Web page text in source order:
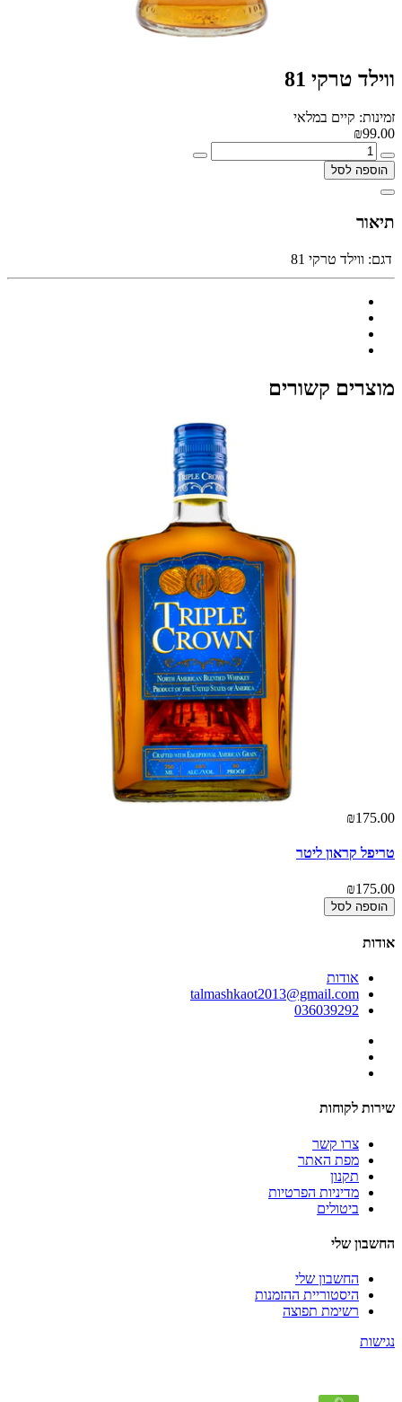
ווילד טרקי 81
זמינות: קיים במלאי
₪99.00
הוספה לסל
תיאור
דגם: ווילד טרקי 81
מוצרים קשורים
₪175.00
טריפל קראון ליטר
₪175.00
הוספה לסל
אודות
אודות
talmashkaot2013@gmail.com
036039292
שירות לקוחות
צרו קשר
מפת האתר
תקנון
מדיניות הפרטיות
ביטולים
החשבון שלי
החשבון שלי
היסטוריית ההזמנות
רשימת תפוצה
נגישות